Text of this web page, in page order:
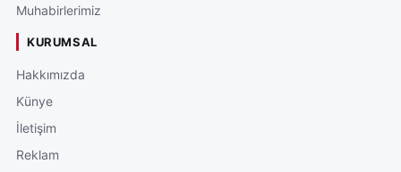
Muhabirlerimiz
KURUMSAL
Hakkımızda
Künye
İletişim
Reklam